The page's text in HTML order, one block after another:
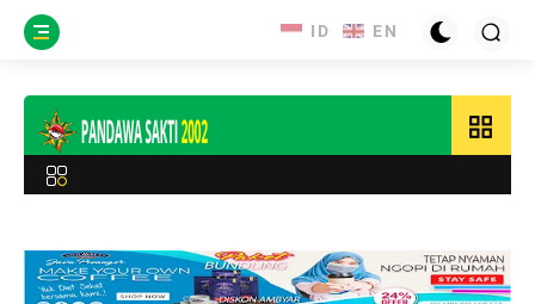
grid_view